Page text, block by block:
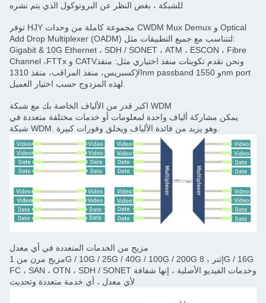
توفر HJY مجموعة كاملة من وحدات CWDM Mux Demux و Optical
Add Drop Multiplexer (OADM) لتتناسب مع جميع التطبيقات مثل:
Gigabit & 10G Ethernet ، SDH / SONET ، ATM ، ESCON ، Fibre
Channel ،FTTx و CATVونحن نقدم تكوينات منفذ اختياري مثل: منفذ
الإكسبريس، منفذ المراقب، منفذ 1310nm passband و 1550nm port
اكبر قدر من الألياف الخاصة بك مع شبكة WDM
يمكن مشاركة ألياف واحدة لمعلومات أو خدمات مختلفة متعددة في
مزيج من الخدمات المتعددة في أي معدل
مزيج مرن من 1G / 10G / 25G / 40G / 100G / 200G إثنر ، 8G / 16G
FC ، SAN ، OTN ، SDH / SONET وخدمات الفيديو الأصلية ، إنها شفافة
لأي معدل ، أي خدمة متعددة وتحديث